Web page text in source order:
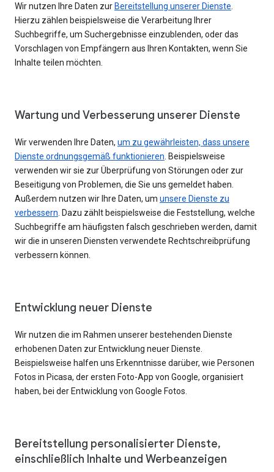
Wir nutzen Ihre Daten zur Bereitstellung unserer Dienste
Hierzu zählen beispielsweise die Verarbeitung Ihrer
Suchbegriffe, um Suchergebnisse einzublenden, oder das
Vorschlagen von Empfängern aus Ihren Kontakten, wenn Sie
Inhalte teilen möchten.
Wartung und Verbesserung unserer Dienste
Wir verwenden Ihre Daten, um zu gewährleisten, dass unsere
Dienste ordnungsgemäß funktionieren . Beispielsweise
verwenden wir sie zur Überprüfung von Störungen oder zur
Beseitigung von Problemen, die Sie uns gemeldet haben.
Außerdem nutzen wir Ihre Daten, um unsere Dienste zu
verbessern . Dazu zählt beispielsweise die Feststellung, welche
Suchbegriffe am häufigsten falsch geschrieben werden, damit
wir die in unseren Diensten verwendete Rechtschreibprüfung
verbessern können.
Entwicklung neuer Dienste
Wir nutzen die im Rahmen unserer bestehenden Dienste
erhobenen Daten zur Entwicklung neuer Dienste.
Beispielsweise halfen uns Erkenntnisse darüber, wie Personen
Fotos in Picasa, der ersten Foto-App von Google, organisiert
haben, bei der Entwicklung von Google Fotos.
Bereitstellung personalisierter Dienste,
einschließlich Inhalte und Werbeanzeigen